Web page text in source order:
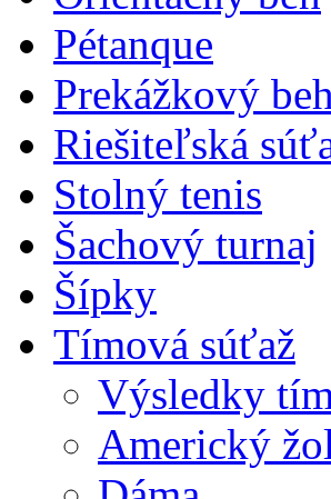
Pétanque
Prekážkový beh
Riešiteľská
Stolný tenis
Šachový turnaj
Šípky
Tímová súťaž
Výsledky
Americký